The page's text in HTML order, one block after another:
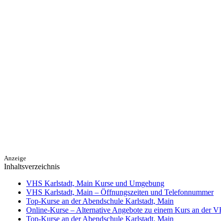
Anzeige
Inhaltsverzeichnis
VHS Karlstadt, Main Kurse und Umgebung
VHS Karlstadt, Main – Öffnungszeiten und Telefonnummer
Top-Kurse an der Abendschule Karlstadt, Main
Online-Kurse – Alternative Angebote zu einem Kurs an der
Top-Kurse an der Abendschule Karlstadt, Main